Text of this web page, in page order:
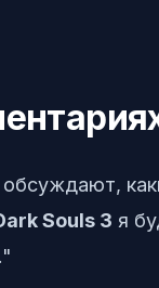
Souls 3 я
."